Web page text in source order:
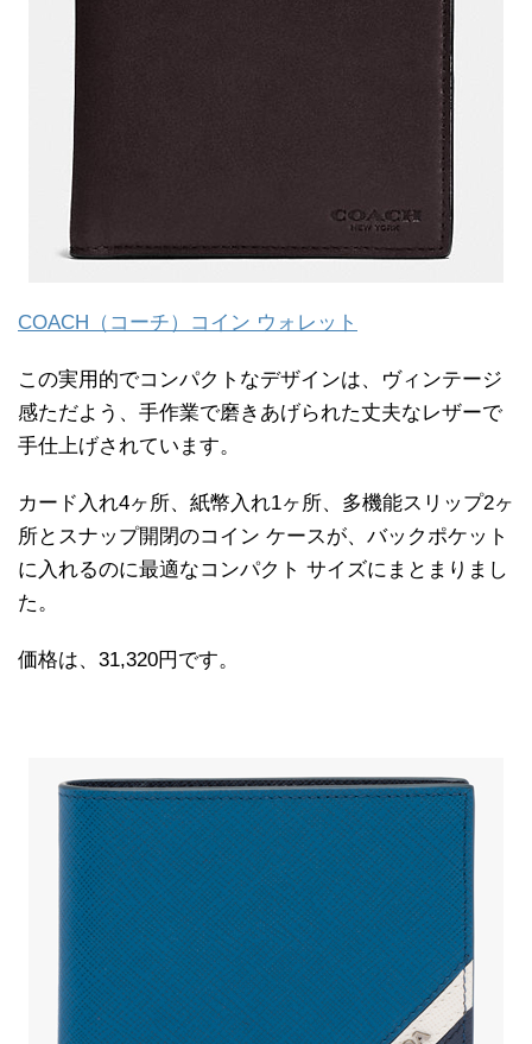
COACH（コーチ）コイン ウォレット
この実用的でコンパクトなデザインは、ヴィンテージ
感ただよう、手作業で磨きあげられた丈夫なレザーで
手仕上げされています。
カード入れ4ヶ所、紙幣入れ1ヶ所、多機能スリップ2ヶ
所とスナップ開閉のコイン ケースが、バックポケット
に入れるのに最適なコンパクト サイズにまとまりまし
た。
価格は、31,320円です。